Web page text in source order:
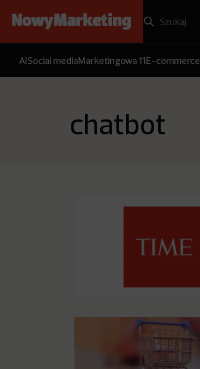
AISocial mediaMarketingowa 11E-commerce
chatbot